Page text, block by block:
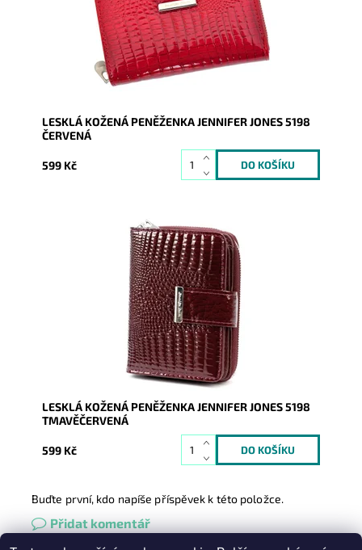
Dostupnost:
Skladem
8539
Jennifer Jones
2 roky
LESKLÁ KOŽENÁ PENĚŽENKA JENNIFER JONES 5198
ČERVENÁ
599 Kč
Kožená peněženka v tmavěčervené barvě je
orientována na výšku. Tato novinka značky Jennifer
Skladem
20389
Jennifer Jones
2 roky
LESKLÁ KOŽENÁ PENĚŽENKA JENNIFER JONES 5198
TMAVĚČERVENÁ
599 Kč
Buďte první, kdo napíše příspěvek k této položce.
Přidat komentář